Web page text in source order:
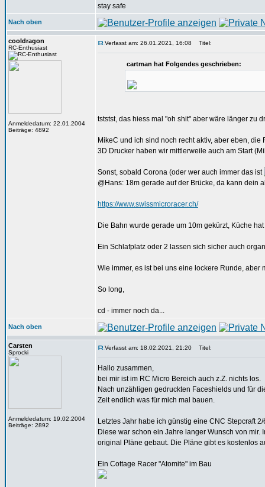
stay safe
Nach oben
cooldragon
RC-Enthusiast
Anmeldedatum: 22.01.2004
Beiträge: 4892
Verfasst am: 26.01.2021, 16:08 Titel:
cartman hat Folgendes geschrieben:
tststst, das hiess mal "oh shit" aber wäre länger zu
MikeC und ich sind noch recht aktiv, aber eben,
3D Drucker haben wir mittlerweile auch am Start
Sonst, sobald Corona (oder wer auch immer das ist
@Hans: 18m gerade auf der Brücke, da kann dein
https://www.swissmicroracer.ch/
Die Bahn wurde gerade um 10m gekürzt, Küche
Ein Schlafplatz oder 2 lassen sich sicher auch
Wie immer, es ist bei uns eine lockere Runde,
So long,
cd - immer noch da...
Nach oben
Carsten
Sprocki
Anmeldedatum: 19.02.2004
Beiträge: 2892
Verfasst am: 18.02.2021, 21:20 Titel:
Hallo zusammen,
bei mir ist im RC Micro Bereich auch z.Z. nichts los.
Nach unzähligen gedruckten Faceshields und für
Zeit endlich was für mich mal bauen.
Letztes Jahr habe ich günstig eine CNC Stepcraft
Diese war schon ein Jahre langer Wunsch von
original Pläne gebaut. Die Pläne gibt es kostenlos
Ein Cottage Racer "Atomite" im Bau